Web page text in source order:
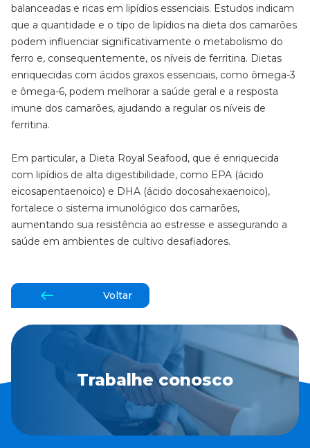
balanceadas e ricas em lipídios essenciais. Estudos indicam
que a quantidade e o tipo de lipídios na dieta dos camarões
podem influenciar significativamente o metabolismo do
ferro e, consequentemente, os níveis de ferritina. Dietas
enriquecidas com ácidos graxos essenciais, como ômega-3
e ômega-6, podem melhorar a saúde geral e a resposta
imune dos camarões, ajudando a regular os níveis de
ferritina.
Em particular, a Dieta Royal Seafood, que é enriquecida
com lipídios de alta digestibilidade, como EPA (ácido
eicosapentaenoico) e DHA (ácido docosahexaenoico),
fortalece o sistema imunológico dos camarões,
aumentando sua resistência ao estresse e assegurando a
saúde em ambientes de cultivo desafiadores.
Voltar
Trabalhe conosco